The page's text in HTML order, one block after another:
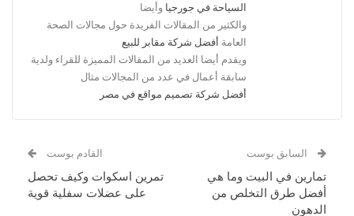
السياحة في جورجيا وأيضا
والكثير من المقالات الفريدة حول مجالات الصحة
العامة أفضل شركة مقابر للبيع
ويقدم أيضا العديد من المقالات المميزة للقراء ولدية
سابقة أعمال في عدد من المجالات مثال
أفضل شركة تصميم مواقع في مصر
السابق بوست
تمارين في البيت وما هي
أفضل طرق التخلص من
الدهون
القادم بوست
تمرين اسكوات وكيف تحصل
على عضلات سفلية قوية